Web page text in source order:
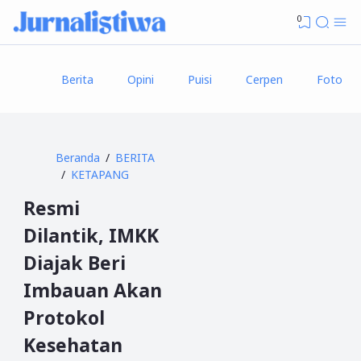
0
Berita Opini Puisi Cerpen Foto
Beranda
BERITA
KETAPANG
Resmi
Dilantik, IMKK
Diajak Beri
Imbauan Akan
Protokol
Kesehatan